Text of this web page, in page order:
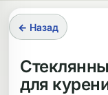
Бонги
с перколятором
← Назад
для